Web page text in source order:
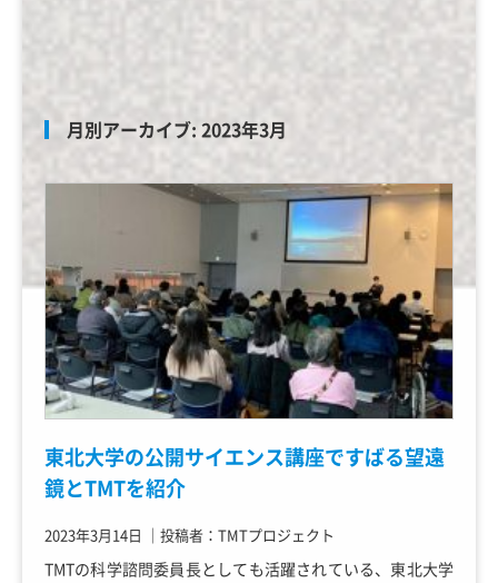
月別アーカイブ: 2023年3月
東北大学の公開サイエンス講座ですばる望遠
鏡とTMTを紹介
2023年3月14日 ｜ 投稿者：TMTプロジェクト
TMTの科学諮問委員長としても活躍されている、東北大学